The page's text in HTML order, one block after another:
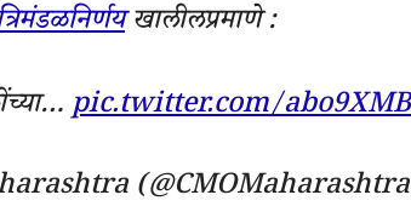
खालीलप्रमाणे :
pic.twitter.com/